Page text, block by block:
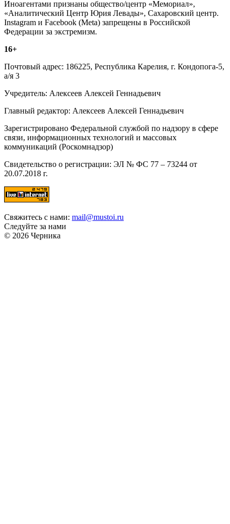
Иноагентами признаны общество/центр «Мемориал»,
«Аналитический Центр Юрия Левады», Сахаровский центр.
Instagram и Facebook (Metа) запрещены в Российской
Федерации за экстремизм.
16+
Почтовый адрес: 186225, Республика Карелия, г. Кондопога-5,
а/я 3
Учредитель: Алексеев Алексей Геннадьевич
Главный редактор: Алексеев Алексей Геннадьевич
Зарегистрировано Федеральной службой по надзору в сфере
связи, информационных технологий и массовых
коммуникаций (Роскомнадзор)
Свидетельство о регистрации: ЭЛ № ФС 77 – 73244 от
20.07.2018 г.
Свяжитесь с нами: mail@mustoi.ru
Следуйте за нами
© 2026 Черника